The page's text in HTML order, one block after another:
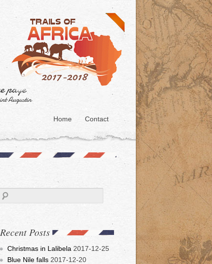
Home Contact
Recent Posts
Christmas in Lalibela 2017-12-25
Blue Nile falls 2017-12-20